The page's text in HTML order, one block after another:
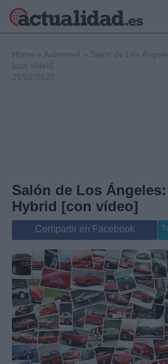
Internacional
Viajes
Home » Automovil » Salón de Los
[con vídeo]
25/02/2020
Salón de Los
Hybrid [con vídeo]
Compartir en Facebook